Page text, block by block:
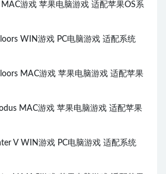
游戏 苹果电脑游戏 适配苹果OS系
WIN游戏 PC电脑游戏 适配系统
MAC游戏 苹果电脑游戏 适配苹果
MAC游戏 苹果电脑游戏 适配苹果
V WIN游戏 PC电脑游戏 适配系统